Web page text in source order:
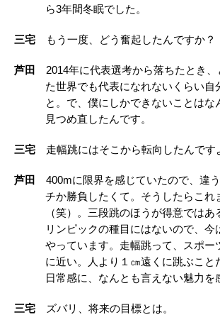
ら3年間冬眠でした。
三宅 もう一度、どう奮起したんですか？
芦田
2014年に代表選考から落ちたとき、
た世界でも代表になれないくらい自
と。で、僕にしかできないことはな
見つめ直したんです。
三宅 走幅跳にはそこから転向したんです
芦田
400mに限界を感じていたので、違
チか勝負したくて。そうしたらこれ
（笑）。三段跳のほうが得意ではあ
リンピックの種目にはないので、今
やっています。走幅跳って、スポー
に近い。人より１㎝遠くに跳ぶこと
日常感に、なんとも言えない魅力を
三宅 ズバリ、将来の目標とは。